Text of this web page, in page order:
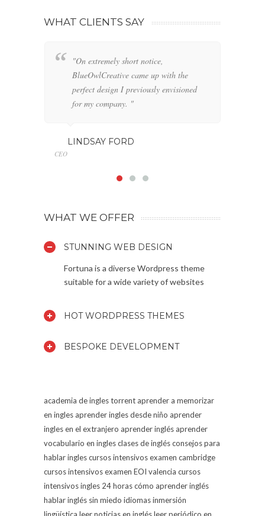
WHAT CLIENTS SAY
"On extremely short notice,
BlueOwlCreative came up with the
perfect design I previously envisioned
for my company. "
LINDSAY FORD
CEO
WHAT WE OFFER
STUNNING WEB DESIGN
Fortuna is a diverse Wordpress theme
suitable for a wide variety of websites
HOT WORDPRESS THEMES
BESPOKE DEVELOPMENT
academia de ingles torrent aprender a memorizar
en ingles aprender ingles desde niño aprender
ingles en el extranjero aprender inglés aprender
vocabulario en inglesclases de inglésconsejos para
hablar inglescursos intensivos examen cambridge
cursos intensivos examen EOI valencia cursos
intensivos ingles 24 horascómo aprender inglés
hablar inglés sin miedo idiomasinmersión